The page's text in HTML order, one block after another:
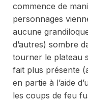
commence de
personnages
aucune
d’autres) sombre
tourner le plateau
fait plus présente
en partie à l’aide
les coups de feu